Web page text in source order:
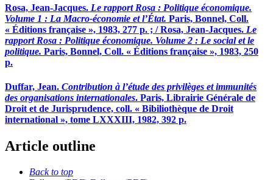
Rosa, Jean-Jacques. Le rapport Rosa : Politique économique.
Volume 1 : La Macro-économie et l’État. Paris, Bonnel, Coll.
« Éditions française », 1983, 277 p. ; / Rosa, Jean-Jacques. Le
rapport Rosa : Politique économique. Volume 2 : Le social et le
politique. Paris, Bonnel, Coll. « Éditions française », 1983, 250
p.
Duffar, Jean. Contribution à l’étude des privilèges et immunités
des organisations internationales. Paris, Librairie Générale de
Droit et de Jurisprudence, coll. « Bibiliothèque de Droit
international », tome LXXXIII, 1982, 392 p.
Article outline
Back to top